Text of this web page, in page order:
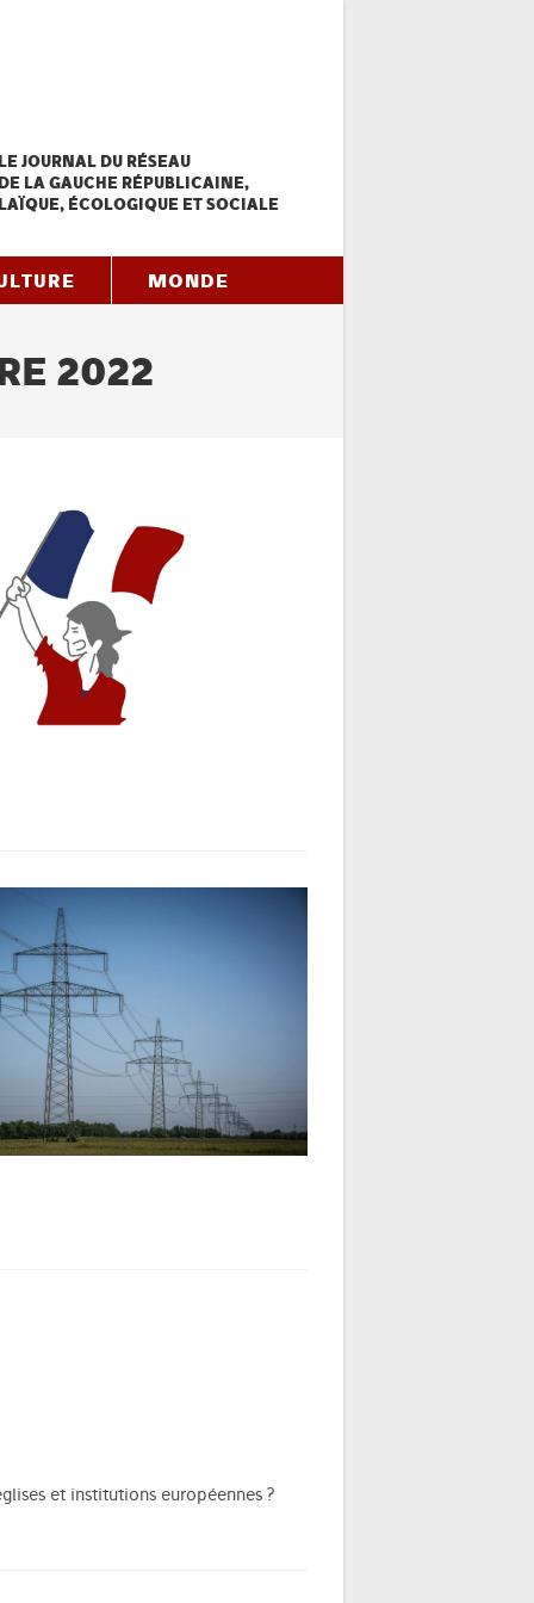
JOURNAL DU RÉSEAU
LA GAUCHE RÉPUBLICAINE,
ÉCOLOGIQUE ET SOCIALE
MONDE
2022
et institutions européennes ?